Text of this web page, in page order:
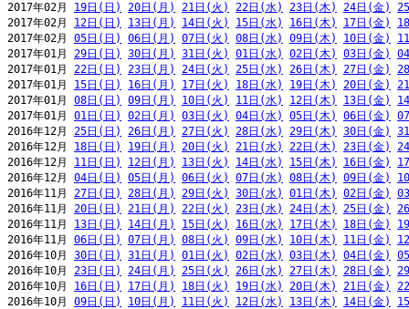
2017年02月 19日(日) 20日(月) 21日(火) 22日(水) 23日(木) 24日(金)
2017年02月 12日(日) 13日(月) 14日(火) 15日(水) 16日(木) 17日(金)
2017年02月 05日(日) 06日(月) 07日(火) 08日(水) 09日(木) 10日(金)
2017年01月 29日(日) 30日(月) 31日(火) 01日(水) 02日(木) 03日(金)
2017年01月 22日(日) 23日(月) 24日(火) 25日(水) 26日(木) 27日(金)
2017年01月 15日(日) 16日(月) 17日(火) 18日(水) 19日(木) 20日(金)
2017年01月 08日(日) 09日(月) 10日(火) 11日(水) 12日(木) 13日(金)
2017年01月 01日(日) 02日(月) 03日(火) 04日(水) 05日(木) 06日(金)
2016年12月 25日(日) 26日(月) 27日(火) 28日(水) 29日(木) 30日(金)
2016年12月 18日(日) 19日(月) 20日(火) 21日(水) 22日(木) 23日(金)
2016年12月 11日(日) 12日(月) 13日(火) 14日(水) 15日(木) 16日(金)
2016年12月 04日(日) 05日(月) 06日(火) 07日(水) 08日(木) 09日(金)
2016年11月 27日(日) 28日(月) 29日(火) 30日(水) 01日(木) 02日(金)
2016年11月 20日(日) 21日(月) 22日(火) 23日(水) 24日(木) 25日(金)
2016年11月 13日(日) 14日(月) 15日(火) 16日(水) 17日(木) 18日(金)
2016年11月 06日(日) 07日(月) 08日(火) 09日(水) 10日(木) 11日(金)
2016年10月 30日(日) 31日(月) 01日(火) 02日(水) 03日(木) 04日(金)
2016年10月 23日(日) 24日(月) 25日(火) 26日(水) 27日(木) 28日(金)
2016年10月 16日(日) 17日(月) 18日(火) 19日(水) 20日(木) 21日(金)
2016年10月 09日(日) 10日(月) 11日(火) 12日(水) 13日(木) 14日(金)